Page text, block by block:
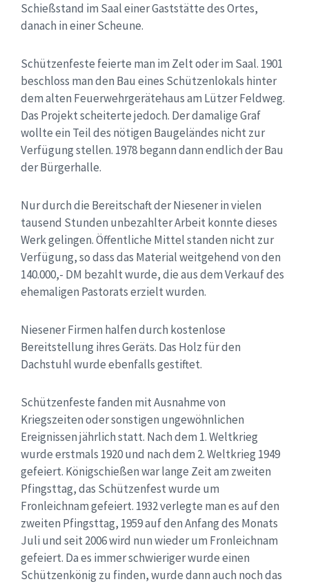
Schießstand im Saal einer Gaststätte des Ortes,
danach in einer Scheune.
Schützenfeste feierte man im Zelt oder im Saal. 1901
beschloss man den Bau eines Schützenlokals hinter
dem alten Feuerwehrgerätehaus am Lützer Feldweg.
Das Projekt scheiterte jedoch. Der damalige Graf
wollte ein Teil des nötigen Baugeländes nicht zur
Verfügung stellen. 1978 begann dann endlich der Bau
der Bürgerhalle.
Nur durch die Bereitschaft der Niesener in vielen
tausend Stunden unbezahlter Arbeit konnte dieses
Werk gelingen. Öffentliche Mittel standen nicht zur
Verfügung, so dass das Material weitgehend von den
140.000,- DM bezahlt wurde, die aus dem Verkauf des
ehemaligen Pastorats erzielt wurden.
Niesener Firmen halfen durch kostenlose
Bereitstellung ihres Geräts. Das Holz für den
Dachstuhl wurde ebenfalls gestiftet.
Schützenfeste fanden mit Ausnahme von
Kriegszeiten oder sonstigen ungewöhnlichen
Ereignissen jährlich statt. Nach dem 1. Weltkrieg
wurde erstmals 1920 und nach dem 2. Weltkrieg 1949
gefeiert. Königschießen war lange Zeit am zweiten
Pfingsttag, das Schützenfest wurde um
Fronleichnam gefeiert. 1932 verlegte man es auf den
zweiten Pfingsttag, 1959 auf den Anfang des Monats
Juli und seit 2006 wird nun wieder um Fronleichnam
gefeiert. Da es immer schwieriger wurde einen
Schützenkönig zu finden, wurde dann auch noch das